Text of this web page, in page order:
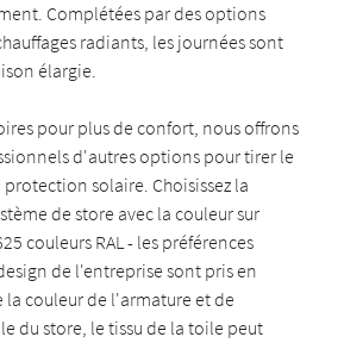
Complétées par des options
radiants, les journées sont
élargie.
pour plus de confort, nous offrons
d'autres options pour tirer le
solaire. Choisissez la
de store avec la couleur sur
couleurs RAL - les préférences
de l'entreprise sont pris en
la couleur de l'armature et de
du store, le tissu de la toile peut